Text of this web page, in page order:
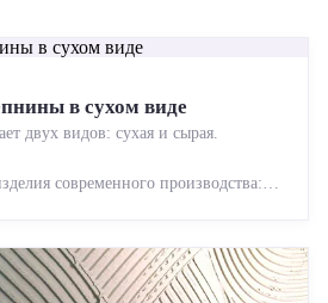
в сухом виде
двух видов: сухая и сырая.
современного производства: